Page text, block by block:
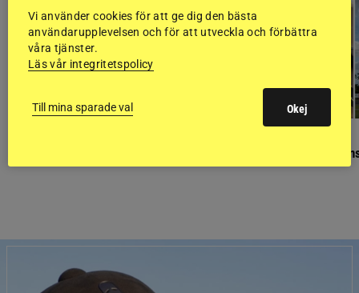
Så gick det på
Vi använder cookies för att ge dig den bästa
användarupplevelsen och för att utveckla och förbättra
våra tjänster.
Läs vår integritetspolicy
Till mina sparade val Okej